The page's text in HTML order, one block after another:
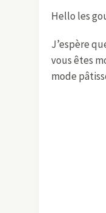
Hello les
J’espère
vous êtes
mode